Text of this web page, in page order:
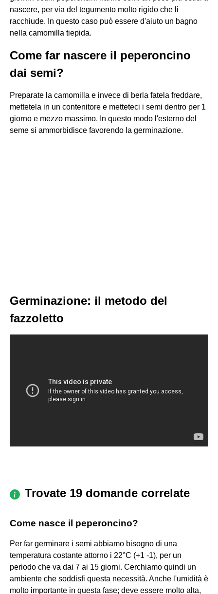
nascere, per via del tegumento molto rigido che li
racchiude. In questo caso può essere d'aiuto un bagno
nella camomilla tiepida.
Come far nascere il peperoncino
dai semi?
Preparate la camomilla e invece di berla fatela freddare,
mettetela in un contenitore e metteteci i semi dentro per 1
giorno e mezzo massimo. In questo modo l'esterno del
seme si ammorbidisce favorendo la germinazione.
Germinazione: il metodo del
fazzoletto
Trovate 19 domande correlate
Come nasce il peperoncino?
Per far germinare i semi abbiamo bisogno di una
temperatura costante attorno i 22°C (+1 ‑1), per un
periodo che va dai 7 ai 15 giorni. Cerchiamo quindi un
ambiente che soddisfi questa necessità. Anche l'umidità è
molto importante in questa fase; deve essere molto alta,